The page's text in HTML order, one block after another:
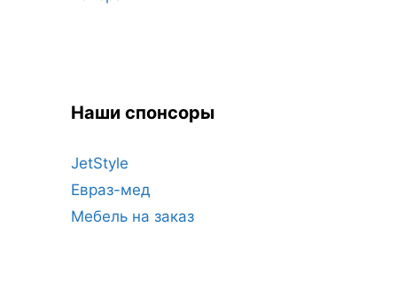
Наши спонсоры
JetStyle
Евраз-мед
Мебель на заказ